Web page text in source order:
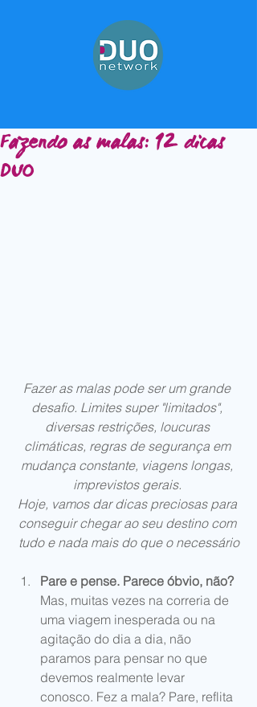
Fazendo as malas: 12 dicas
DUO
Fazer as malas pode ser um grande
desafio. Limites super "limitados",
diversas restrições, loucuras
climáticas, regras de segurança em
mudança constante, viagens longas,
imprevistos gerais.
Hoje, vamos dar dicas preciosas para
conseguir chegar ao seu destino com
tudo e nada mais do que o necessário
Pare e pense. Parece óbvio, não?
Mas, muitas vezes na correria de
uma viagem inesperada ou na
agitação do dia a dia, não
paramos para pensar no que
devemos realmente levar
conosco. Fez a mala? Pare, reflita